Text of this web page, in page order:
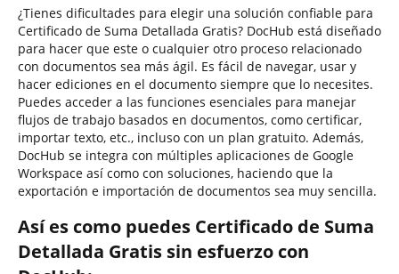
¿Tienes dificultades para elegir una solución confiable para
Certificado de Suma Detallada Gratis? DocHub está diseñado
para hacer que este o cualquier otro proceso relacionado
con documentos sea más ágil. Es fácil de navegar, usar y
hacer ediciones en el documento siempre que lo necesites.
Puedes acceder a las funciones esenciales para manejar
flujos de trabajo basados en documentos, como certificar,
importar texto, etc., incluso con un plan gratuito. Además,
DocHub se integra con múltiples aplicaciones de Google
Workspace así como con soluciones, haciendo que la
exportación e importación de documentos sea muy sencilla.
Así es como puedes Certificado de Suma
Detallada Gratis sin esfuerzo con